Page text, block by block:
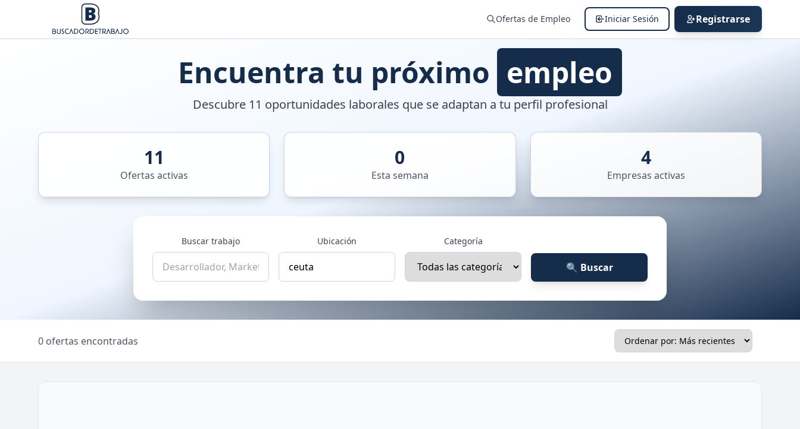
Ofertas de Empleo Iniciar Sesión Registrarse
Encuentra tu próximo empleo
Descubre 11 oportunidades laborales que se adaptan a tu perfil profesional
11
Ofertas activas
0
Esta semana
4
Empresas activas
Buscar trabajo Ubicación Categoría
🔍 Buscar
0 ofertas encontradas